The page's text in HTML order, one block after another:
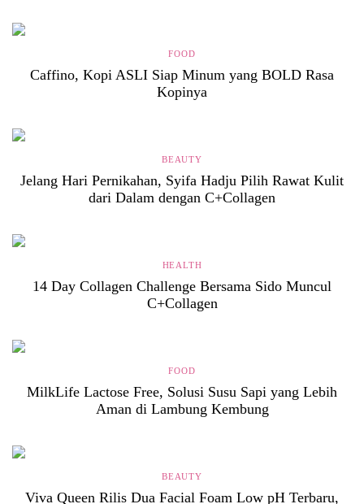
FOOD
Caffino, Kopi ASLI Siap Minum yang BOLD Rasa
Kopinya
BEAUTY
Jelang Hari Pernikahan, Syifa Hadju Pilih Rawat Kulit
dari Dalam dengan C+Collagen
HEALTH
14 Day Collagen Challenge Bersama Sido Muncul
C+Collagen
FOOD
MilkLife Lactose Free, Solusi Susu Sapi yang Lebih
Aman di Lambung Kembung
BEAUTY
Viva Queen Rilis Dua Facial Foam Low pH Terbaru,